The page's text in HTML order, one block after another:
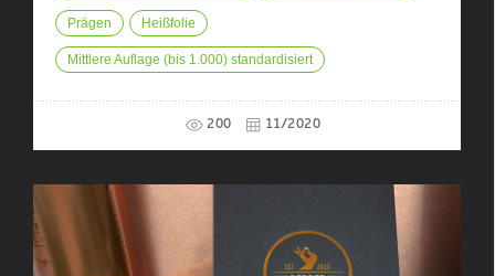
Prägen Heißfolie
Mittlere Auflage (bis 1.000) standardisiert
200 11/2020